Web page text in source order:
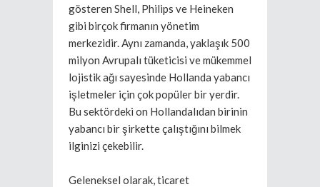
gösteren Shell, Philips ve Heineken
gibi birçok firmanın yönetim
merkezidir. Aynı zamanda, yaklaşık 500
milyon Avrupalı tüketicisi ve mükemmel
lojistik ağı sayesinde Hollanda yabancı
işletmeler için çok popüler bir yerdir.
Bu sektördeki on Hollandalıdan birinin
yabancı bir şirkette çalıştığını bilmek
ilginizi çekebilir.
Geleneksel olarak, ticaret